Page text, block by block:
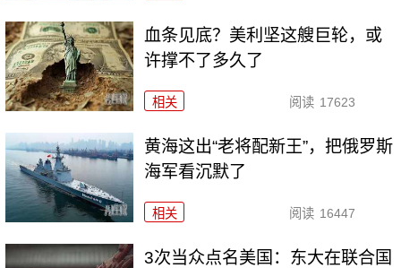
血条见底？美利坚这艘巨轮，或
许撑不了多久了
相关 阅读 17623
黄海这出“老将配新王”，把俄罗斯
海军看沉默了
相关 阅读 16447
3次当众点名美国：东大在联合国